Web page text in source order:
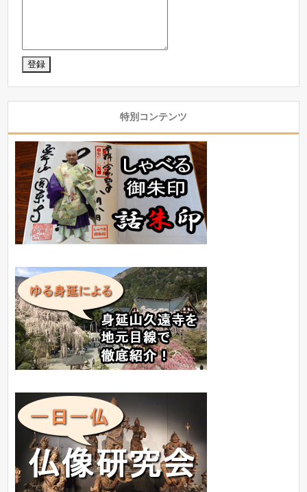
特別コンテンツ